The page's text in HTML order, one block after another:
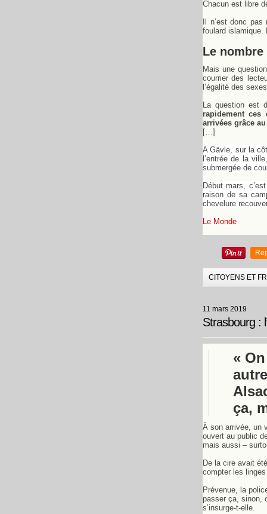
Chacun est libre
Il n’est donc
foulard islamique.
Le
Mais une
courrier des
l’égalité des
La question est
rapidement ces
arrivées grâce
[…]
A Gävle, sur la
l’entrée de la
submergée de
Début mars,
raison de sa
chevelure
Le Monde
CITOYENS ET
11 mars 2019
Strasbourg :
«
ça,
À son arrivée, un
ouvert au public
mais aussi –
De la cire avait
compter les
Prévenue, la
passer ça, sinon,
s’insurge-t-elle.